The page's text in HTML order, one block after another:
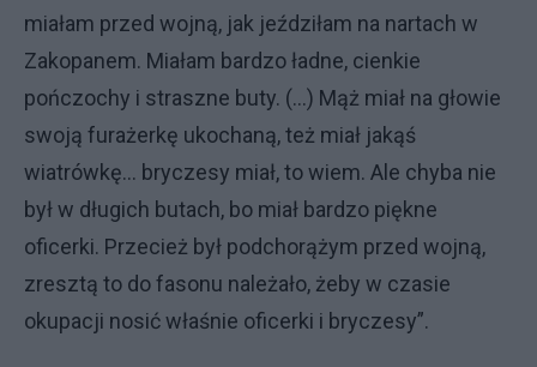
miałam przed wojną, jak jeździłam na nartach w
Zakopanem. Miałam bardzo ładne, cienkie
pończochy i straszne buty. (…) Mąż miał na głowie
swoją furażerkę ukochaną, też miał jakąś
wiatrówkę… bryczesy miał, to wiem. Ale chyba nie
był w długich butach, bo miał bardzo piękne
oficerki. Przecież był podchorążym przed wojną,
zresztą to do fasonu należało, żeby w czasie
okupacji nosić właśnie oficerki i bryczesy”.